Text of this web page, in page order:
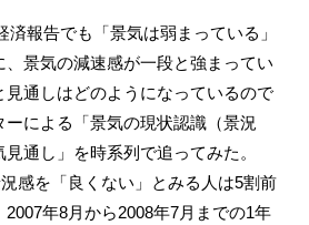
報告でも「景気は弱まっている」
、景気の減速感が一段と強まってい
見通しはどのようになっているので
による「景気の現状認識（景況
通し」を時系列で追ってみた。
感を「良くない」とみる人は5割前
年8月から2008年7月までの1年